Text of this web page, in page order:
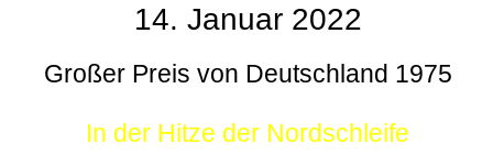
14. Januar 2022
Großer Preis von Deutschland 1975
In der Hitze der Nordschleife